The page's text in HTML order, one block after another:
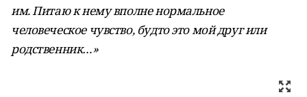
им. Питаю к нему вполне нормальное
человеческое чувство, будто это мой друг или
родственник…»